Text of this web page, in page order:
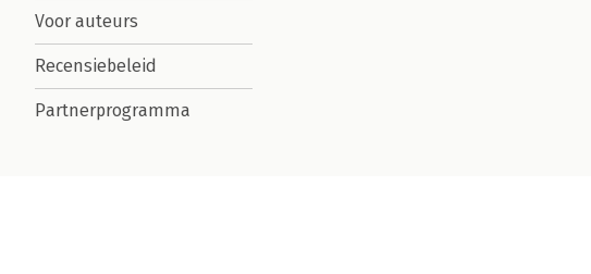
Voor auteurs
Recensiebeleid
Partnerprogramma